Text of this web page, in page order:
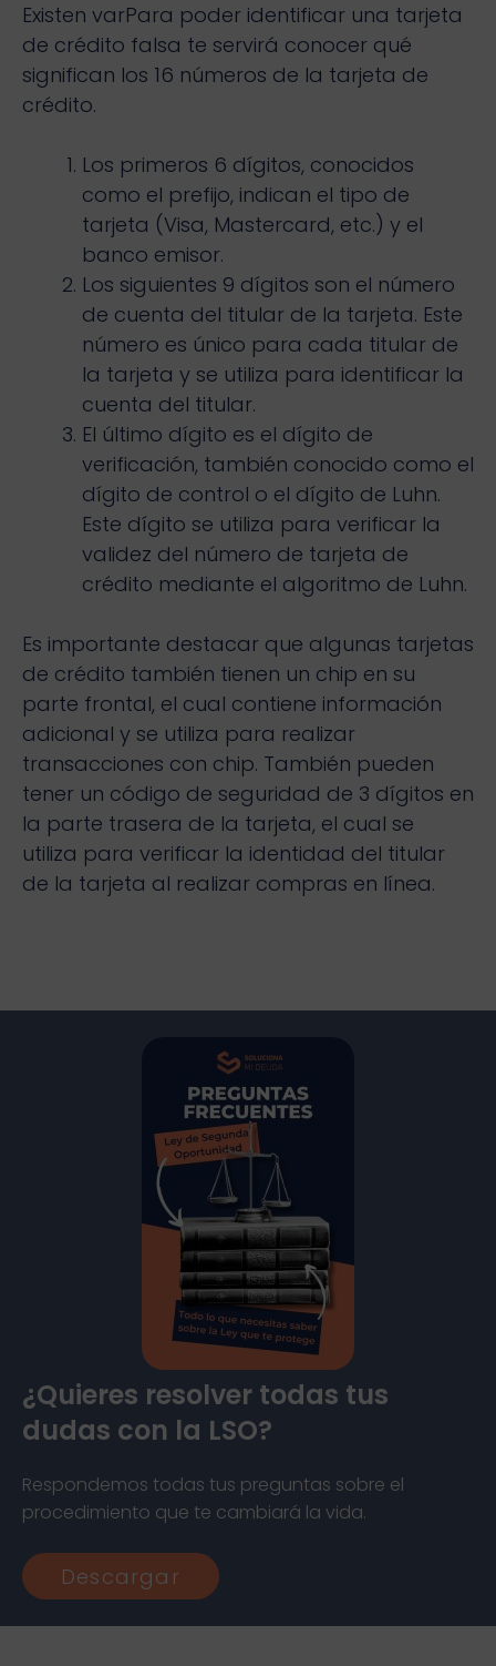
Existen varPara poder identificar una tarjeta
de crédito falsa te servirá conocer qué
significan los 16 números de la tarjeta de
crédito.
Los primeros 6 dígitos, conocidos
como el prefijo, indican el tipo de
tarjeta (Visa, Mastercard, etc.) y el
banco emisor.
Los siguientes 9 dígitos son el número
de cuenta del titular de la tarjeta. Este
número es único para cada titular de
la tarjeta y se utiliza para identificar la
cuenta del titular.
El último dígito es el dígito de
verificación, también conocido como el
dígito de control o el dígito de Luhn.
Este dígito se utiliza para verificar la
validez del número de tarjeta de
crédito mediante el algoritmo de Luhn.
Es importante destacar que algunas tarjetas
de crédito también tienen un chip en su
parte frontal, el cual contiene información
adicional y se utiliza para realizar
transacciones con chip. También pueden
tener un código de seguridad de 3 dígitos en
la parte trasera de la tarjeta, el cual se
utiliza para verificar la identidad del titular
de la tarjeta al realizar compras en línea.
¿Quieres resolver todas tus
dudas con la LSO?
Respondemos todas tus preguntas sobre el
procedimiento que te cambiará la vida.
Descargar